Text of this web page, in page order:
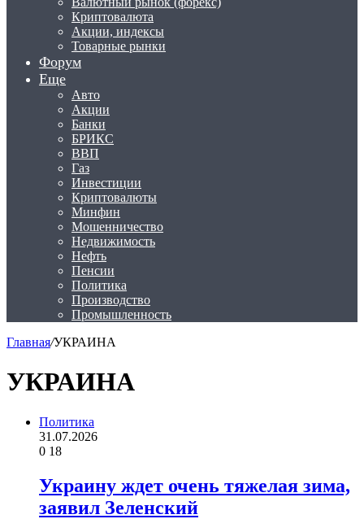
Криптовалюта
Акции, индексы
Товарные рынки
Форум
Еще
Авто
Акции
Банки
БРИКС
ВВП
Газ
Инвестиции
Криптовалюты
Минфин
Мошенничество
Недвижимость
Нефть
Пенсии
Политика
Производство
Промышленность
Главная/УКРАИНА
УКРАИНА
Политика
31.07.2026
0 18
Украину ждет очень тяжелая зима,
заявил Зеленский